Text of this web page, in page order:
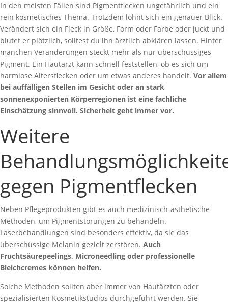
In den meisten Fällen sind Pigmentflecken ungefährlich und ein
rein kosmetisches Thema. Trotzdem lohnt sich ein genauer Blick.
Verändert sich ein Fleck in Größe, Form oder Farbe oder juckt und
blutet er plötzlich, solltest du ihn ärztlich abklären lassen. Hinter
manchen Veränderungen steckt mehr als nur überschüssiges
Pigment. Ein Hautarzt kann schnell feststellen, ob es sich um
harmlose Altersflecken oder um etwas anderes handelt. Vor allem
bei auffälligen Stellen im Gesicht oder an stark
sonnenexponierten Körperregionen ist eine fachliche
Einschätzung sinnvoll. Sicherheit geht immer vor.
Weitere
gegen Pigmentflecken
Neben Pflegeprodukten gibt es auch medizinisch-ästhetische
Methoden, um Pigmentstörungen zu behandeln.
Laserbehandlungen sind besonders effektiv, da sie das
überschüssige Melanin gezielt zerstören. Auch
Fruchtsäurepeelings, Microneedling oder professionelle
Bleichcremes können helfen.
Solche Methoden sollten aber immer von Hautärzten oder
spezialisierten Kosmetikstudios durchgeführt werden. Sie